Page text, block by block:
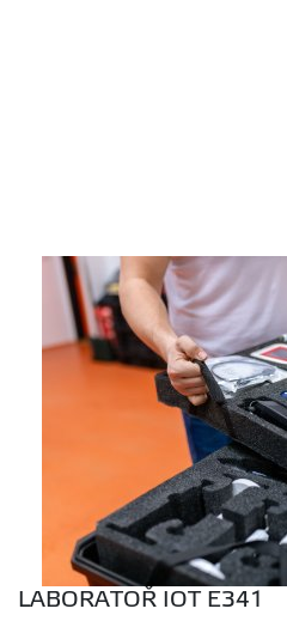
LABORATOŘ IOT E341